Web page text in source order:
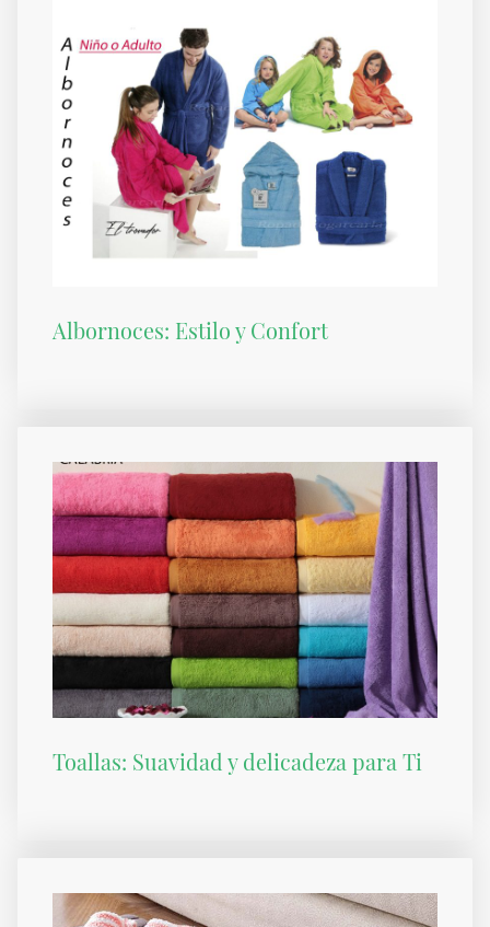
Colcha Maxi
Albornoces: Estilo y Confort
Toallas: Suavidad y delicadeza para Ti